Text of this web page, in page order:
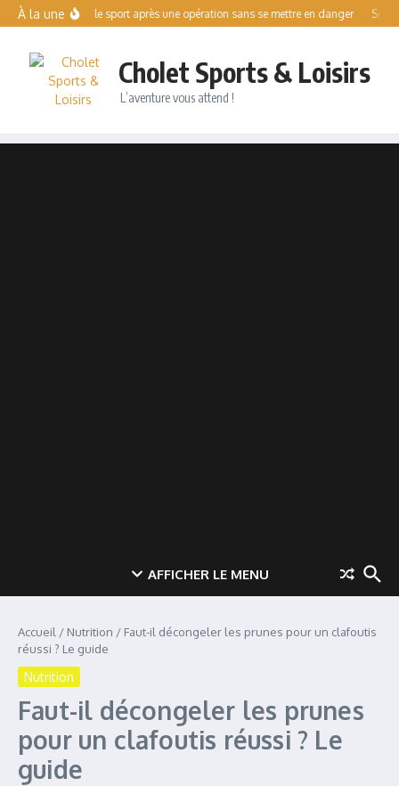
Aller au contenu
À la une
Reprendre le sport après une opération sans se mettre en danger Solo
Cholet Sports & Loisirs
L’aventure vous attend !
AFFICHER LE MENU
Accueil / Nutrition / Faut-il décongeler les prunes pour un clafoutis
réussi ? Le guide
Nutrition
Faut-il décongeler les prunes
pour un clafoutis réussi ? Le
guide